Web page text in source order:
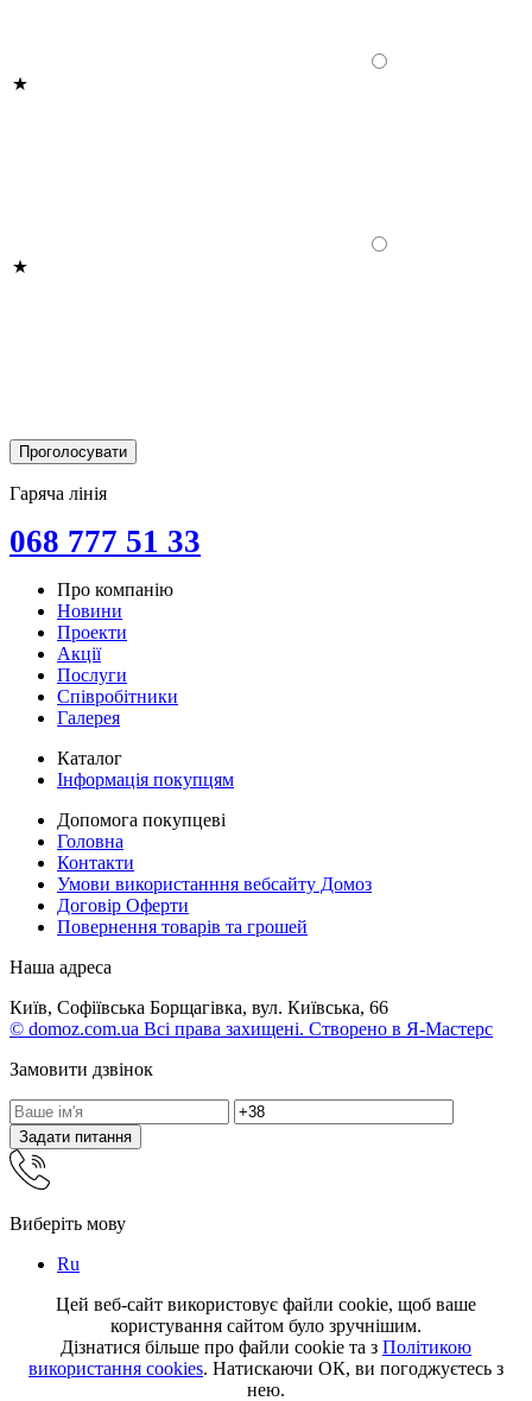
Гаряча лінія
068 777 51 33
Про компанію
Новини
Проекти
Акції
Послуги
Співробітники
Галерея
Каталог
Інформація покупцям
Допомога покупцеві
Головна
Контакти
Умови використанння вебсайту Домоз
Договір Оферти
Повернення товарів та грошей
Наша адреса
Київ, Софіївська Борщагівка, вул. Київська, 66
© domoz.com.ua Всі права захищені. Створено в Я-Мастерс
Замовити дзвінок
Задати питання
Виберіть мову
Ru
Цей веб-сайт використовує файли cookie, щоб ваше
користування сайтом було зручнішим.
Дізнатися більше про файли cookie та з Політикою
використання cookies. Натискаючи ОК, ви погоджуєтесь з
нею.